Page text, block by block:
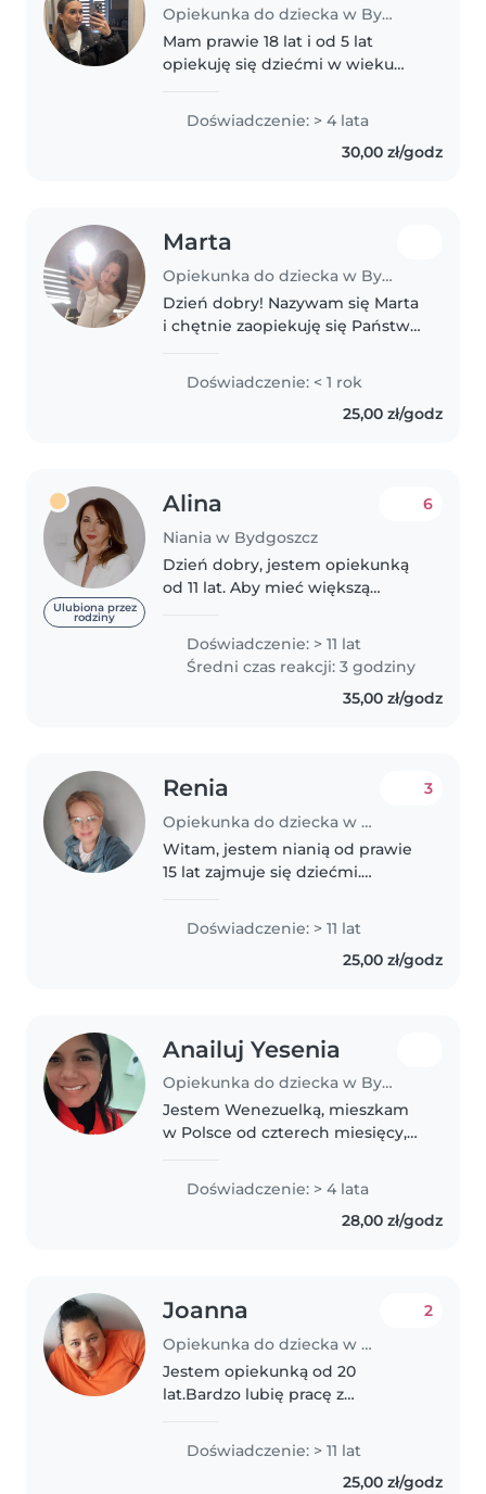
Opiekunka do dziecka w Bydgoszcz
Mam prawie 18 lat i od 5 lat
opiekuję się dziećmi w wieku
Jestem odpowiedzialna,
cierpliwa i zawsze staram się,
żeby dzieci czuły się dobrze i
Doświadczenie: > 4 lata
30,00 zł/godz
Marta
Opiekunka do dziecka w Bydgoszcz
Dzień dobry! Nazywam się Marta
i chętnie zaopiekuję się Państwa
uczennicą technikum, która w
kontaktach z dziećmi odnajduje
mnóstwo radości i spokoju.
Doświadczenie: < 1 rok
25,00 zł/godz
Ulubiona przez
rodziny
Alina
Niania w Bydgoszcz
6
Dzień dobry, jestem opiekunką
od 11 lat. Aby mieć większą
nazwie "kurs opieki w żłobku lub
klubie dziecięcym" i odbyłam
praktykę. Miałam przyjemność
Doświadczenie: > 11 lat
Średni czas reakcji: 3 godziny
35,00 zł/godz
Renia
Opiekunka do dziecka w Bydgoszcz
3
Witam, jestem nianią od prawie
15 lat zajmuje się dziećmi.
nas w mieszkaniu, od pewnego
czasu opieka łączona. Posiadam..
Doświadczenie: > 11 lat
25,00 zł/godz
Anailuj Yesenia
Opiekunka do dziecka w Bydgoszcz
Jestem Wenezuelką, mieszkam
w Polsce od czterech miesięcy,
stomatologiczną, mówię po
po polsku i trochę po angielsku.
Doświadczenie: > 4 lata
28,00 zł/godz
Joanna
Opiekunka do dziecka w Bydgoszcz
2
Jestem opiekunką od 20
lat.Bardzo lubię pracę z
Doświadczenie: > 11 lat
25,00 zł/godz